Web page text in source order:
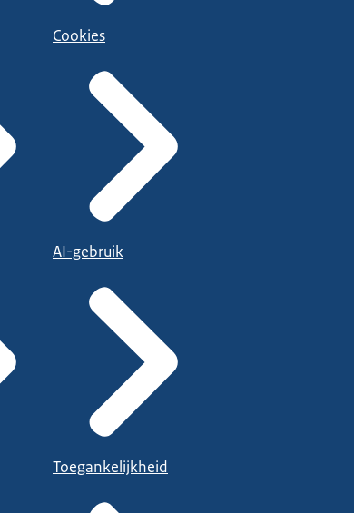
Cookies
AI-gebruik
Toegankelijkheid